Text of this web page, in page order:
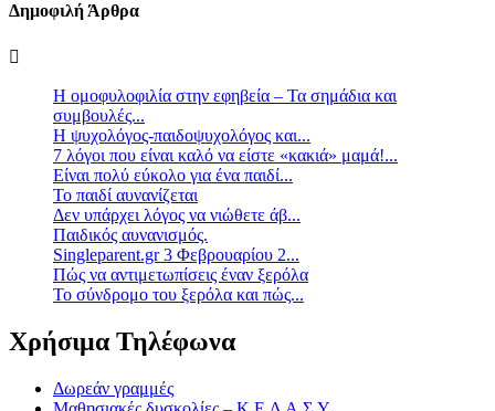
Δημοφιλή Άρθρα
Η ομοφυλοφιλία στην εφηβεία – Τα σημάδια και
συμβουλές...
Η ψυχολόγος-παιδοψυχολόγος και...
7 λόγοι που είναι καλό να είστε «κακιά» μαμά!...
Είναι πολύ εύκολο για ένα παιδί...
Το παιδί αυνανίζεται
Δεν υπάρχει λόγος να νιώθετε άβ...
Παιδικός αυνανισμός.
Singleparent.gr 3 Φεβρουαρίου 2...
Πώς να αντιμετωπίσεις έναν ξερόλα
Το σύνδρομο του ξερόλα και πώς...
Χρήσιμα Τηλέφωνα
Δωρεάν γραμμές